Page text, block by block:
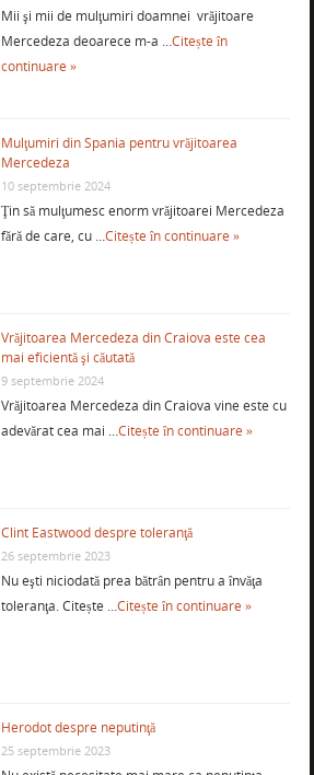
Mii şi mii de mulţumiri doamnei vrăjitoare
Mercedeza deoarece m-a …Citește în
continuare »
Mulţumiri din Spania pentru vrăjitoarea
Mercedeza
10 septembrie 2024
Ţin să mulţumesc enorm vrăjitoarei Mercedeza
fără de care, cu …Citește în continuare »
Vrăjitoarea Mercedeza din Craiova este cea
mai eficientă şi căutată
9 septembrie 2024
Vrăjitoarea Mercedeza din Craiova vine este cu
adevărat cea mai …Citește în continuare »
Clint Eastwood despre toleranţă
26 septembrie 2023
Nu eşti niciodată prea bătrân pentru a învăţa
toleranţa. Citește …Citește în continuare »
Herodot despre neputinţă
25 septembrie 2023